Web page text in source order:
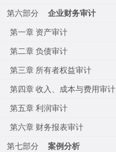
第六部分 企业财务审计
第一章 资产审计
第二章 负债审计
第三章 所有者权益审计
第四章 收入、成本与费用审计
第五章 利润审计
第六章 财务报表审计
第七部分
案例分析